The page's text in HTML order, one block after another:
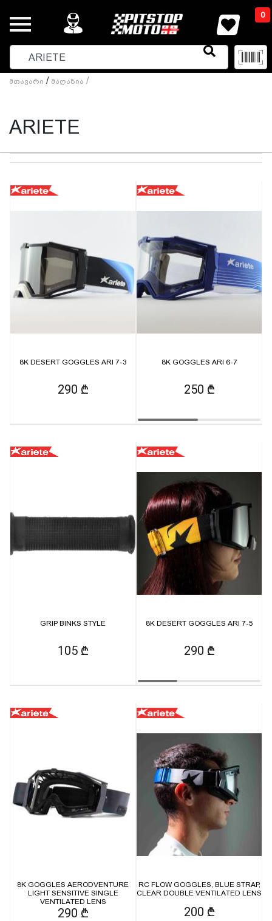
0
Მთავარი / Მაღაზია /
ARIETE
8K DESERT GOGGLES ARI 7-3
290 ₾
8K GOGGLES ARI 6-7
250 ₾
GRIP BINKS STYLE
105 ₾
8K DESERT GOGGLES ARI 7-5
290 ₾
8K GOGGLES AERODVENTURE
LIGHT SENSITIVE SINGLE
VENTILATED LENS
290 ₾
RC FLOW GOGGLES, BLUE STRAP,
CLEAR DOUBLE VENTILATED LENS
200 ₾